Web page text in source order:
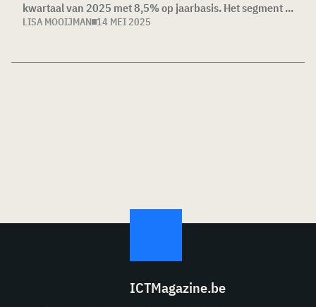
kwartaal van 2025 met 8,5% op jaarbasis. Het segment ...
LISA MOOIJMAN 14 MEI 2025
ICTMagazine.be